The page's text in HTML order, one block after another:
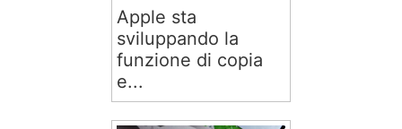
Apple sta
sviluppando la
funzione di copia
e...